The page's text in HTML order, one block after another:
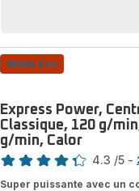
Mode Eco
Express Power,
Classique, 120 g/
g/min, Calor
Note
4.3 /5 -
Super puissante avec un